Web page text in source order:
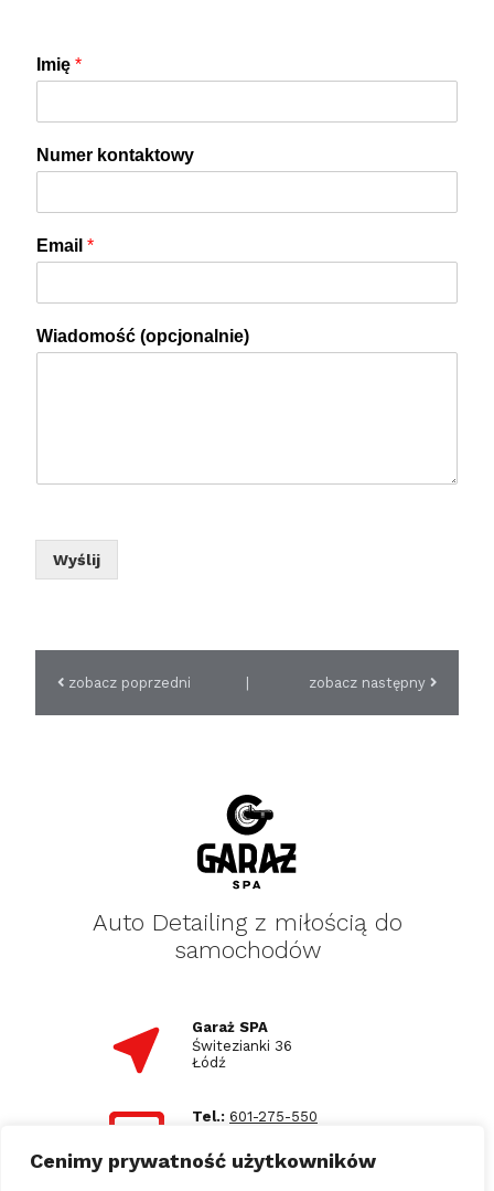
Cenimy prywatność użytkowników
Imię *
Numer kontaktowy
Email *
Wiadomość (opcjonalnie)
Wyślij
zobacz poprzedni zobacz następny
Auto Detailing z miłością do
samochodów
Garaż SPA
Świtezianki 36
Łódź
Tel.: 601-275-550
E-mail: biuro@garazspa.pl